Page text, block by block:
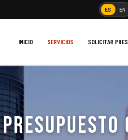
ES EN
INICIO SERVICIOS SOLICITAR